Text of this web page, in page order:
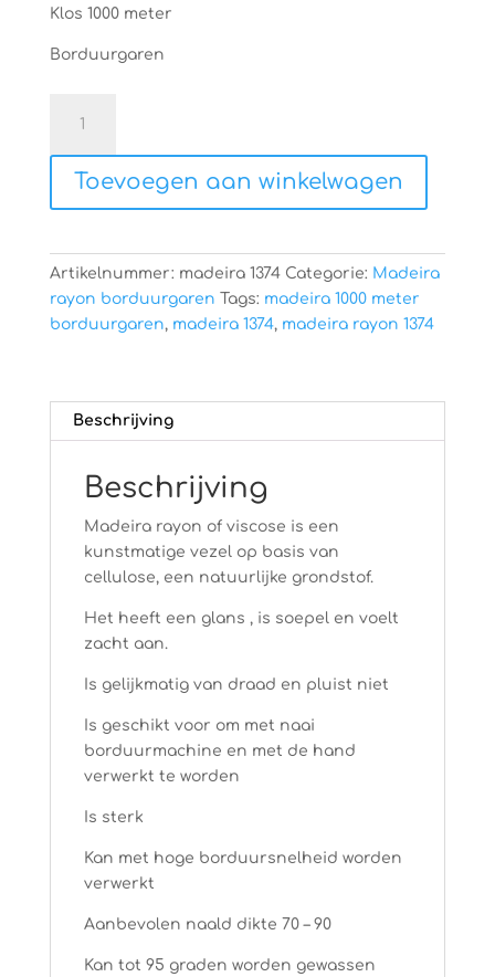
€6,60.
Klos 1000 meter
Borduurgaren
rayon
1374
aantal
Toevoegen aan winkelwagen
Artikelnummer: madeira 1374 Categorie: Madeira
rayon borduurgaren Tags: madeira 1000 meter
borduurgaren, madeira 1374, madeira rayon 1374
Beschrijving
Beschrijving
Madeira rayon of viscose is een
kunstmatige vezel op basis van
cellulose, een natuurlijke grondstof.
Het heeft een glans , is soepel en voelt
zacht aan.
Is gelijkmatig van draad en pluist niet
Is geschikt voor om met naai
borduurmachine en met de hand
verwerkt te worden
Is sterk
Kan met hoge borduursnelheid worden
verwerkt
Aanbevolen naald dikte 70 – 90
Kan tot 95 graden worden gewassen